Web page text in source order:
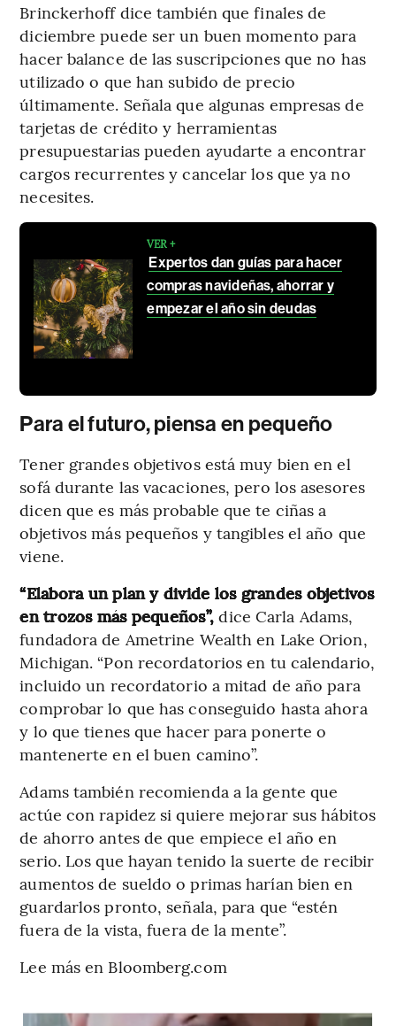
Brinckerhoff dice también que finales de
diciembre puede ser un buen momento para
hacer balance de las suscripciones que no has
utilizado o que han subido de precio
últimamente. Señala que algunas empresas de
tarjetas de crédito y herramientas
presupuestarias pueden ayudarte a encontrar
cargos recurrentes y cancelar los que ya no
necesites.
VER +
Expertos dan guías para hacer
compras navideñas, ahorrar y
empezar el año sin deudas
Para el futuro, piensa en pequeño
Tener grandes objetivos está muy bien en el
sofá durante las vacaciones, pero los asesores
dicen que es más probable que te ciñas a
objetivos más pequeños y tangibles el año que
viene.
“Elabora un plan y divide los grandes objetivos
en trozos más pequeños”,dice Carla Adams,
fundadora de Ametrine Wealth en Lake Orion,
Michigan. “Pon recordatorios en tu calendario,
incluido un recordatorio a mitad de año para
comprobar lo que has conseguido hasta ahora
y lo que tienes que hacer para ponerte o
mantenerte en el buen camino”.
Adams también recomienda a la gente que
actúe con rapidez si quiere mejorar sus hábitos
de ahorro antes de que empiece el año en
serio. Los que hayan tenido la suerte de recibir
aumentos de sueldo o primas harían bien en
guardarlos pronto, señala, para que “estén
fuera de la vista, fuera de la mente”.
Lee más en Bloomberg.com